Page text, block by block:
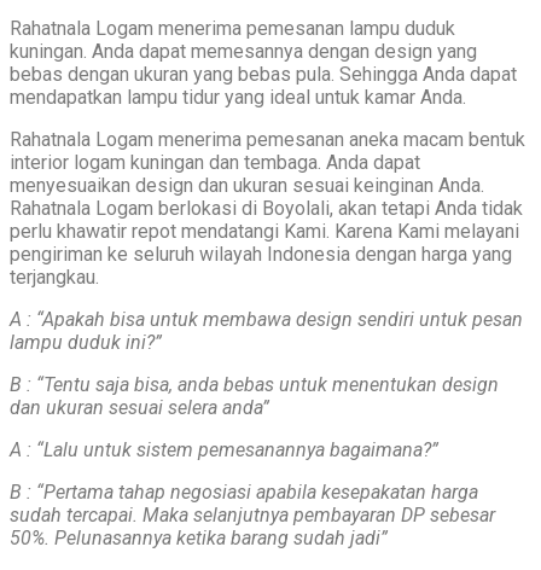
Rahatnala Logam menerima pemesanan lampu duduk
kuningan. Anda dapat memesannya dengan design yang
bebas dengan ukuran yang bebas pula. Sehingga Anda dapat
mendapatkan lampu tidur yang ideal untuk kamar Anda.
Rahatnala Logam menerima pemesanan aneka macam bentuk
interior logam kuningan dan tembaga. Anda dapat
menyesuaikan design dan ukuran sesuai keinginan Anda.
Rahatnala Logam berlokasi di Boyolali, akan tetapi Anda tidak
perlu khawatir repot mendatangi Kami. Karena Kami melayani
pengiriman ke seluruh wilayah Indonesia dengan harga yang
terjangkau.
A : “Apakah bisa untuk membawa design sendiri untuk pesan
lampu duduk ini?”
B : “Tentu saja bisa, anda bebas untuk menentukan design
dan ukuran sesuai selera anda”
A : “Lalu untuk sistem pemesanannya bagaimana?”
B : “Pertama tahap negosiasi apabila kesepakatan harga
sudah tercapai. Maka selanjutnya pembayaran DP sebesar
50%. Pelunasannya ketika barang sudah jadi”